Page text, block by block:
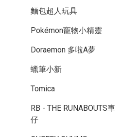
麵包超人玩具
Pokémon寵物小精靈
Doraemon 多啦A夢
蠟筆小新
Tomica
RB - THE RUNABOUTS車
仔